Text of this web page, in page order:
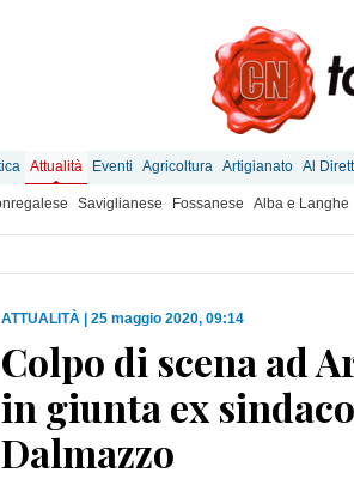
Attualità Eventi Agricoltura Artigianato Al
Saviglianese Fossanese Alba e Langhe
ATTUALITÀ 25 maggio 2020, 09:14
Colpo di scena ad
in giunta ex
Dalmazzo